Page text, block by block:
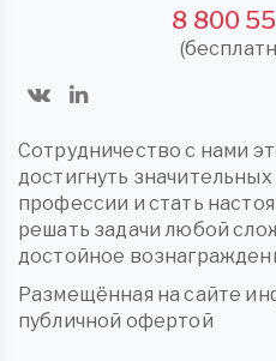
8 800
Сотрудничество с нами
достигнуть
профессии и стать
решать задачи любой
достойное
Размещённая на сайте
публичной офертой